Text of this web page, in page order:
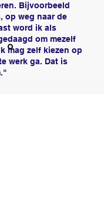
Bijvoorbeeld
op weg naar de
word ik als
om mezelf
mag zelf kiezen op
werk ga. Dat is
ons